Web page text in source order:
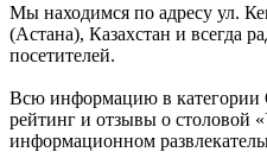
Мы находимся по адресу ул.
(Астана), Казахстан и всегда
посетителей.
Всю информацию в категории
рейтинг и отзывы о столовой
информационном